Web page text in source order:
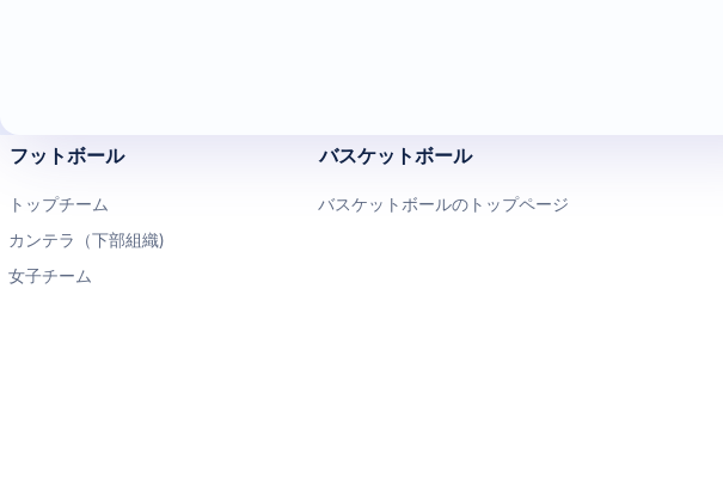
フットボール
トップチーム
カンテラ（下部組織)
女子チーム
バスケットボール
バスケットボールのトップページ